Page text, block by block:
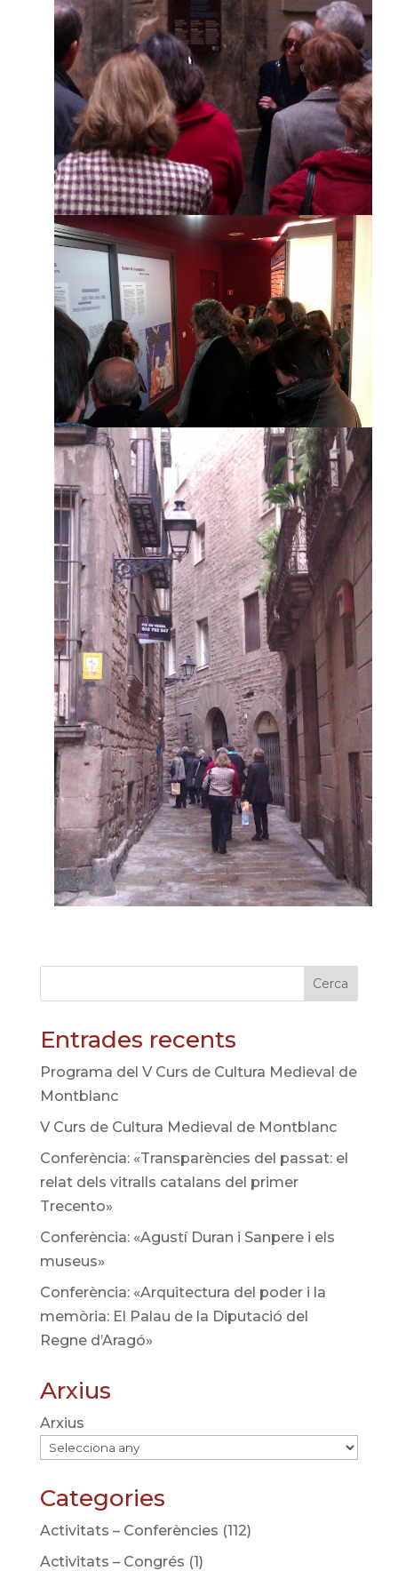
Cerca
Entrades recents
Programa del V Curs de Cultura Medieval de
Montblanc
V Curs de Cultura Medieval de Montblanc
Conferència: «Transparències del passat: el
relat dels vitralls catalans del primer
Trecento»
Conferència: «Agustí Duran i Sanpere i els
museus»
Conferència: «Arquitectura del poder i la
memòria: El Palau de la Diputació del
Regne d’Aragó»
Arxius
Arxius
Categories
Activitats – Conferències (112)
Activitats – Congrés (1)